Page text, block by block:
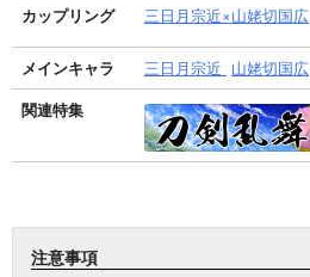
カップリング 三日月宗近×山姥切国広
メインキャラ 三日月宗近 山姥切国広
関連特集
注意事項